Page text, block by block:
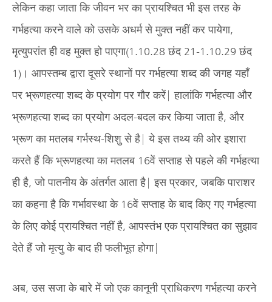
लेकिन कहा जाता कि जीवन भर का प्रायश्चित भी इस तरह के
गर्भहत्या करने वाले को उसके अधर्म से मुक्त नहीं कर पायेगा,
मृत्युपरांत ही वह मुक्त हो पाएगा(1.10.28 छंद 21-1.10.29 छंद
1)। आपस्तम्ब द्वारा दूसरे स्थानों पर गर्भहत्या शब्द की जगह यहाँ
पर भ्रूणहत्या शब्द के प्रयोग पर गौर करें| हालांकि गर्भहत्या और
भ्रूणहत्या शब्द का प्रयोग अदल-बदल कर किया जाता है, और
भ्रूण का मतलब गर्भस्थ-शिशु से है| ये इस तथ्य की ओर इशारा
करते हैं कि भ्रूणहत्या का मतलब 16वें सप्ताह से पहले की गर्भहत्या
ही है, जो पातनीय के अंतर्गत आता है| इस प्रकार, जबकि पाराशर
का कहना है कि गर्भावस्था के 16वें सप्ताह के बाद किए गए गर्भहत्या
के लिए कोई प्रायश्चित नहीं है, आपस्तंभ एक प्रायश्चित का सुझाव
देते हैं जो मृत्यु के बाद ही फलीभूत होगा|
अब, उस सजा के बारे में जो एक कानूनी प्राधिकरण गर्भहत्या करने